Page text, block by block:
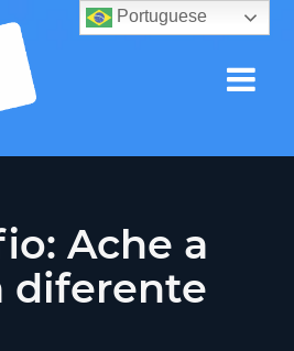
Ache a
diferente
Portuguese